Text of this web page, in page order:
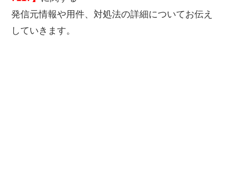
発信元情報や用件、対処法の詳細についてお伝え
していきます。